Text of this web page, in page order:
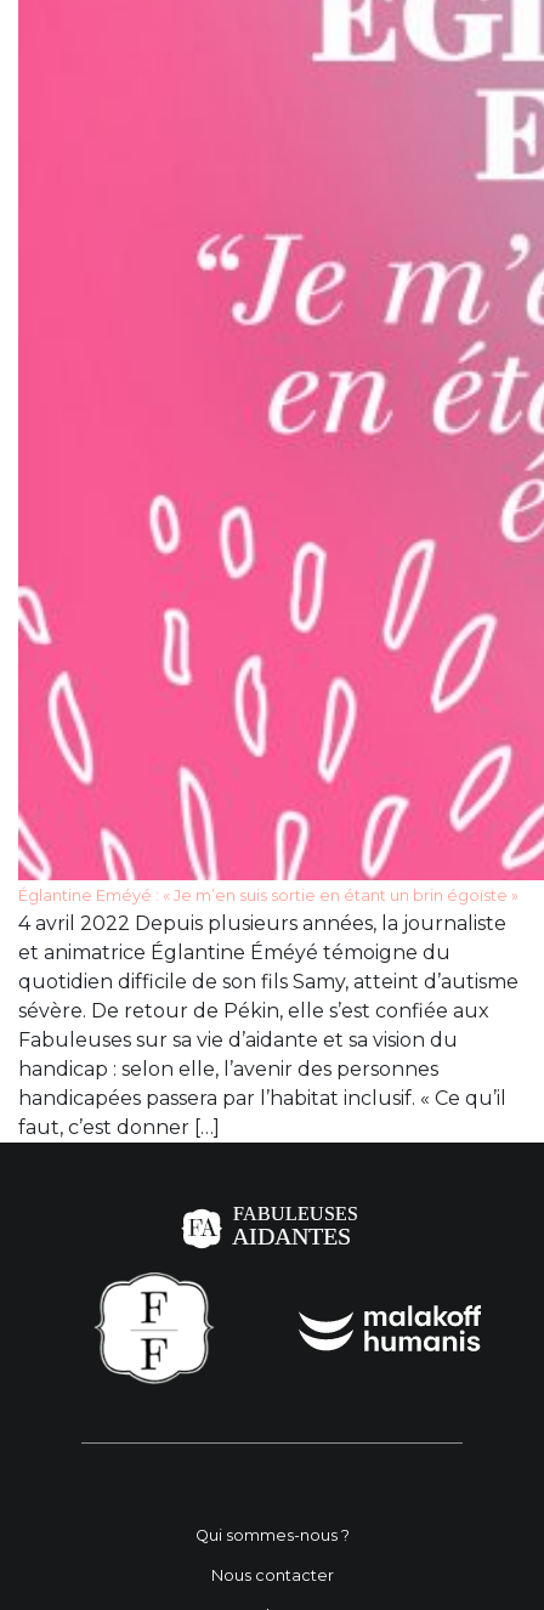
Églantine Eméyé : « Je m’en suis sortie en étant un brin égoïste »
4 avril 2022 Depuis plusieurs années, la journaliste
et animatrice Églantine Éméyé témoigne du
quotidien difficile de son fils Samy, atteint d’autisme
sévère. De retour de Pékin, elle s’est confiée aux
Fabuleuses sur sa vie d’aidante et sa vision du
handicap : selon elle, l’avenir des personnes
handicapées passera par l’habitat inclusif. « Ce qu’il
faut, c’est donner […]
Qui sommes-nous ?
Nous contacter